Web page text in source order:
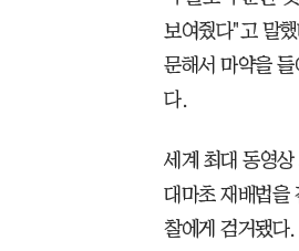
보여줬다"고 말
문해서 마약을
다.
세계 최대 동영
대마초 재배법을
찰에게 검거됐다